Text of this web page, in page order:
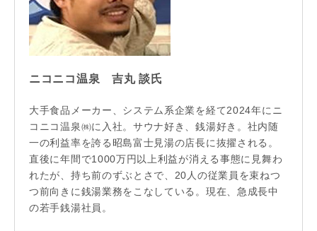
ニコニコ温泉 吉丸 談氏
大手食品メーカー、システム系企業を経て2024年にニ
コニコ温泉㈱に入社。サウナ好き、銭湯好き。社内随
一の利益率を誇る昭島富士見湯の店長に抜擢される。
直後に年間で1000万円以上利益が消える事態に見舞わ
れたが、持ち前のずぶとさで、20人の従業員を束ねつ
つ前向きに銭湯業務をこなしている。現在、急成長中
の若手銭湯社員。